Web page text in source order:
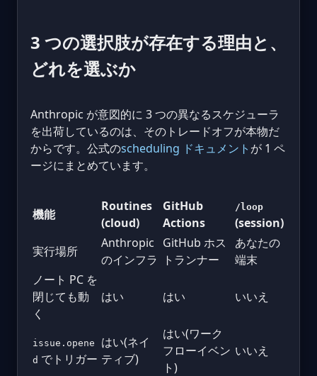
3 つの選択肢が存在する理由と、
どれを選ぶか
Anthropic が意図的に 3 つの異なるスケジューラ
を出荷しているのは、そのトレードオフが本物だ
からです。公式のscheduling ドキュメント が 1 ペ
ージにまとめています。
機能
Routines
(cloud)
GitHub
Actions
/loop
(session)
実行場所
Anthropic
のインフラ
GitHub ホス
トランナー
あなたの
端末
ノート PC を
閉じても動
く
はい はい いいえ
issue.opene
d でトリガー
はい(ネイ
ティブ)
はい(ワーク
フローイベン
ト)
いいえ